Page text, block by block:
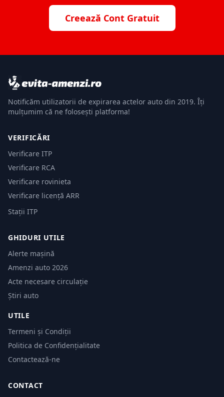
Creează Cont Gratuit
Notificăm utilizatorii de expirarea actelor auto din 2019. Îți
mulțumim că ne folosești platforma!
VERIFICĂRI
Verificare ITP
Verificare RCA
Verificare rovinieta
Verificare licență ARR
Stații ITP
GHIDURI UTILE
Alerte mașină
Amenzi auto 2026
Acte necesare circulație
Știri auto
UTILE
Termeni și Condiții
Politica de Confidențialitate
Contactează-ne
CONTACT